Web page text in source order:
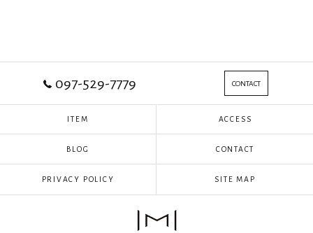
097-529-7779 CONTACT
ITEM ACCESS
BLOG CONTACT
PRIVACY POLICY SITE MAP